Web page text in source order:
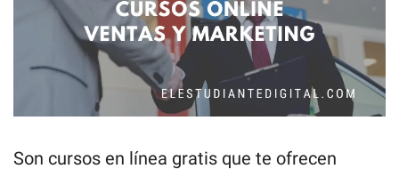
Son cursos en línea gratis que te ofrecen